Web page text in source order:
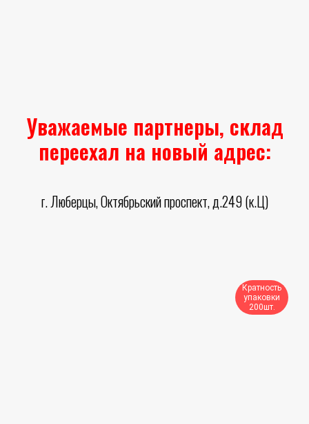
Уважаемые партнеры, склад
переехал на новый адрес:
г. Люберцы, Октябрьский проспект, д.249 (к.Ц)
Кратность
упаковки
200шт.